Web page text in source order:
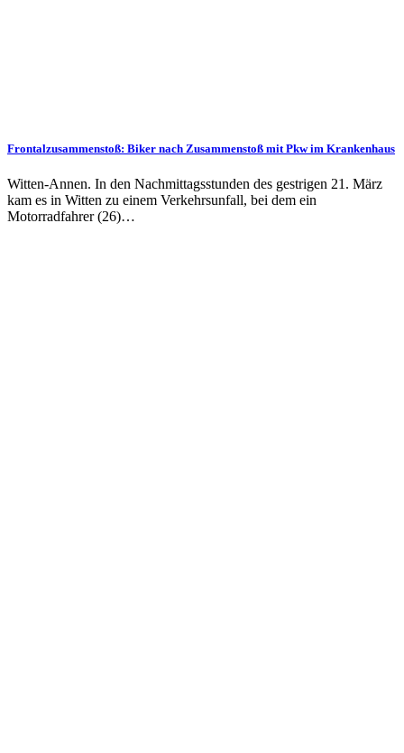
Frontalzusammenstoß: Biker nach Zusammenstoß mit Pkw im Krankenhaus
Witten-Annen. In den Nachmittagsstunden des gestrigen 21. März
kam es in Witten zu einem Verkehrsunfall, bei dem ein
Motorradfahrer (26)…